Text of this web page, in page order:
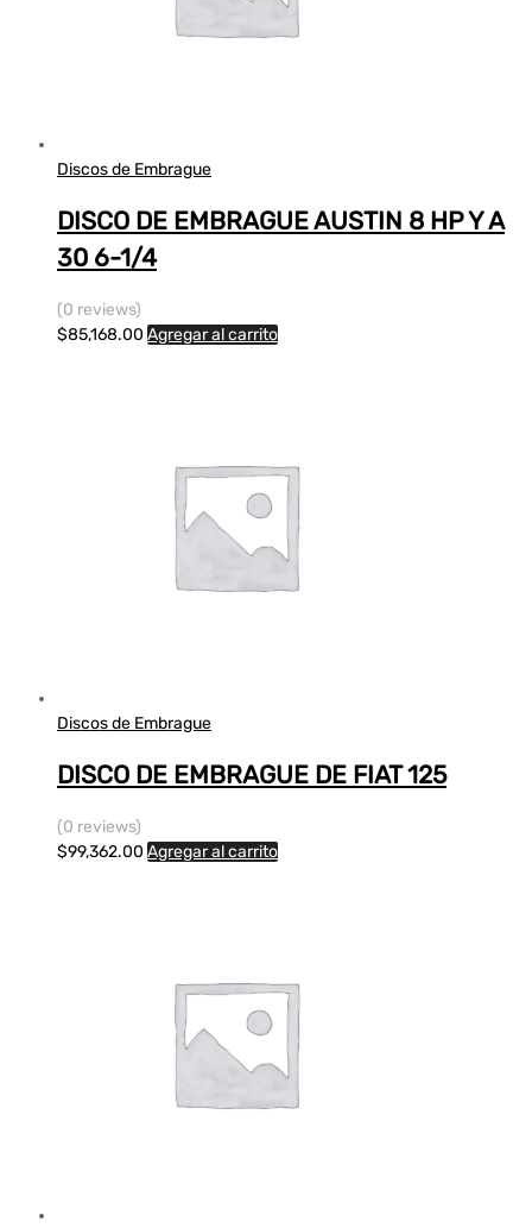
Discos de Embrague
DISCO DE EMBRAGUE AUSTIN 8 HP Y A
30 6-1/4
(0 reviews)
$85,168.00 Agregar al carrito
Discos de Embrague
DISCO DE EMBRAGUE DE FIAT 125
(0 reviews)
$99,362.00 Agregar al carrito